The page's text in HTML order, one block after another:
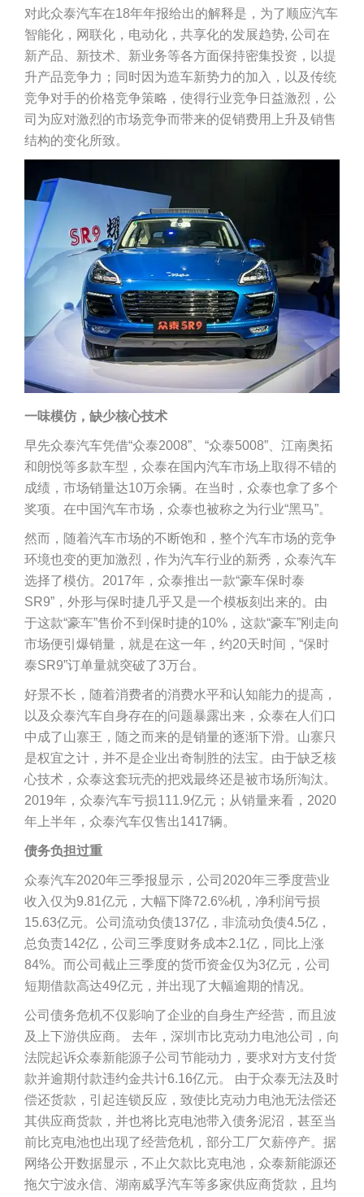
对此众泰汽车在18年年报给出的解释是，为了顺应汽车
智能化，网联化，电动化，共享化的发展趋势, 公司在
新产品、新技术、新业务等各方面保持密集投资，以提
升产品竞争力；同时因为造车新势力的加入，以及传统
竞争对手的价格竞争策略，使得行业竞争日益激烈，公
司为应对激烈的市场竞争而带来的促销费用上升及销售
结构的变化所致。
一味模仿，缺少核心技术
早先众泰汽车凭借“众泰2008”、“众泰5008”、江南奥拓
和朗悦等多款车型，众泰在国内汽车市场上取得不错的
成绩，市场销量达10万余辆。在当时，众泰也拿了多个
奖项。在中国汽车市场，众泰也被称之为行业“黑马”。
然而，随着汽车市场的不断饱和，整个汽车市场的竞争
环境也变的更加激烈，作为汽车行业的新秀，众泰汽车
选择了模仿。2017年，众泰推出一款“豪车保时泰
SR9”，外形与保时捷几乎又是一个模板刻出来的。由
于这款“豪车”售价不到保时捷的10%，这款“豪车”刚走向
市场便引爆销量，就是在这一年，约20天时间，“保时
泰SR9”订单量就突破了3万台。
好景不长，随着消费者的消费水平和认知能力的提高，
以及众泰汽车自身存在的问题暴露出来，众泰在人们口
中成了山寨王，随之而来的是销量的逐渐下滑。山寨只
是权宜之计，并不是企业出奇制胜的法宝。由于缺乏核
心技术，众泰这套玩壳的把戏最终还是被市场所淘汰。
2019年，众泰汽车亏损111.9亿元；从销量来看，2020
年上半年，众泰汽车仅售出1417辆。
债务负担过重
众泰汽车2020年三季报显示，公司2020年三季度营业
收入仅为9.81亿元，大幅下降72.6%机，净利润亏损
15.63亿元。公司流动负债137亿，非流动负债4.5亿，
总负责142亿，公司三季度财务成本2.1亿，同比上涨
84%。而公司截止三季度的货币资金仅为3亿元，公司
短期借款高达49亿元，并出现了大幅逾期的情况。
公司债务危机不仅影响了企业的自身生产经营，而且波
及上下游供应商。 去年，深圳市比克动力电池公司，向
法院起诉众泰新能源子公司节能动力，要求对方支付货
款并逾期付款违约金共计6.16亿元。 由于众泰无法及时
偿还货款，引起连锁反应，致使比克动力电池无法偿还
其供应商货款，并也将比克电池带入债务泥沼，甚至当
前比克电池也出现了经营危机，部分工厂欠薪停产。据
网络公开数据显示，不止欠款比克电池，众泰新能源还
拖欠宁波永信、湖南威孚汽车等多家供应商货款，且均